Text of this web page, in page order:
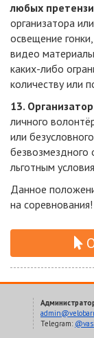
любых
организатора
освещение
видео
каких-либо
количеству или
13.
личного
или
безвозмездного
льготным
Данное
на соревнования!
Telegram: